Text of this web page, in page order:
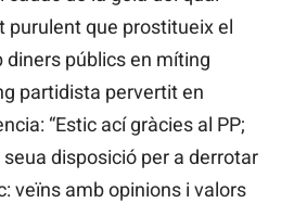
purulent que prostitueix el
públics en míting
partidista pervertit en
“Estic ací gràcies al PP;
seua disposició per a derrotar
veïns amb opinions i valors